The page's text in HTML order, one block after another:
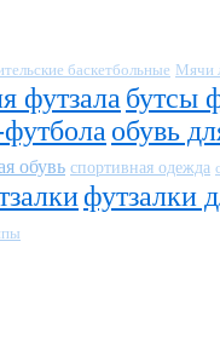
баскетбольные Мячи
футзала бутсы
обувь
обувь спортивная одежда
футзалки